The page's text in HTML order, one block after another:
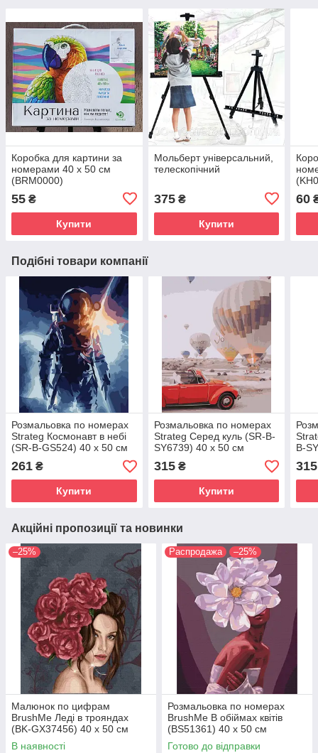
Коробка для картини за
номерами 40 х 50 см
(BRM0000)
55 ₴
Купити
Мольберт універсальний,
телескопічний
375₴
Купити
60
Подібні товари компанії
Розмальовка по номерах
Strateg Космонавт в небі
(SR-B-GS524) 40 х 50 см
261 ₴
Купити
Розмальовка по номерах
Strateg Серед куль (SR-B-
SY6739) 40 х 50 см
315₴
Купити
B-
315
Акційні пропозиції та новинки
–25%
Малюнок по цифрам
BrushMe Леді в трояндах
(BK-GX37456) 40 х 50 см
В наявності
Распродажа –25%
Розмальовка по номерах
BrushMe В обіймах квітів
(BS51361) 40 х 50 см
Готово до відправки